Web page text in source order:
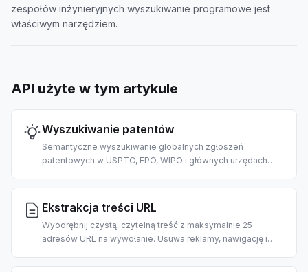
zespołów inżynieryjnych wyszukiwanie programowe jest
właściwym narzędziem.
API użyte w tym artykule
Wyszukiwanie patentów
Semantyczne wyszukiwanie globalnych zgłoszeń
patentowych w USPTO, EPO, WIPO i głównych urzędach
krajobrazu IP i wywiadu konkurencyjnego z pomocą AI.
Ekstrakcja treści URL
Wyodrębnij czystą, czytelną treść z maksymalnie 25
adresów URL na wywołanie. Usuwa reklamy, nawigację i
gotowy do odbioru przez LLM. 2 kredyty za URL.